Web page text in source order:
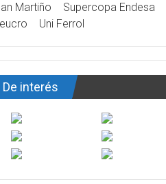
Martiño
Supercopa Endesa
Uni Ferrol
De interés